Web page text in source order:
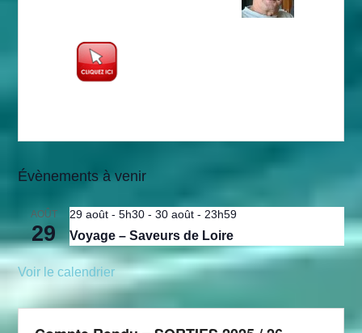
Évènements à venir
AOÛT
29
29 août - 5h30 -30 août - 23h59
Voyage – Saveurs de Loire
Voir le calendrier